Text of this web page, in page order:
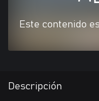
Este contenido
Descripción